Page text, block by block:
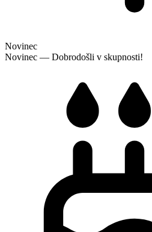
Novinec
Novinec — Dobrodošli v skupnosti!